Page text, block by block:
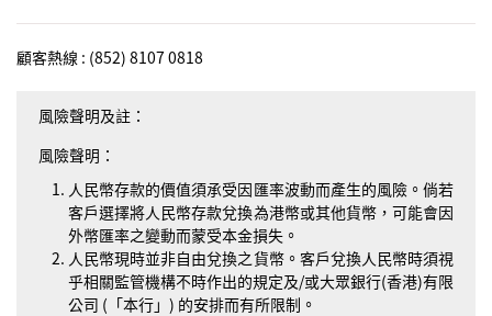
顧客熱線 : (852) 8107 0818
風險聲明及註：
風險聲明：
人民幣存款的價值須承受因匯率波動而產生的風險。倘若
客戶選擇將人民幣存款兌換為港幣或其他貨幣，可能會因
外幣匯率之變動而蒙受本金損失。
人民幣現時並非自由兌換之貨幣。客戶兌換人民幣時須視
乎相關監管機構不時作出的規定及/或大眾銀行(香港)有限
公司 (「本行」) 的安排而有所限制。